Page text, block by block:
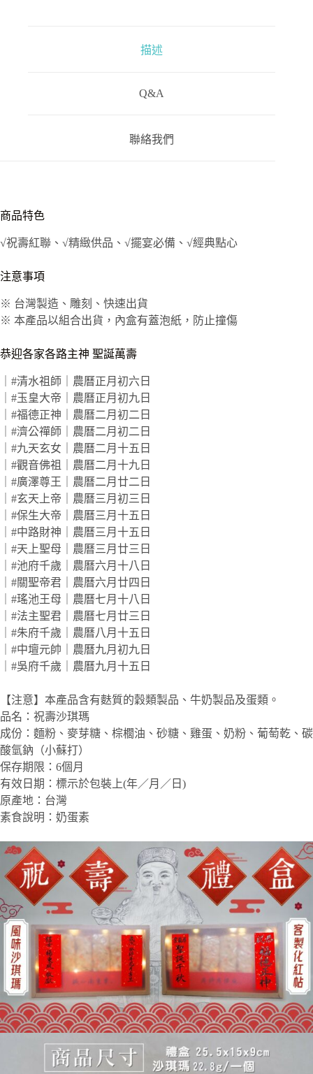
描述
Q&A
聯絡我們
商品特色
√祝壽紅聯、√精緻供品、√擺宴必備、√經典點心
注意事項
※ 台灣製造、雕刻、快速出貨
※ 本產品以組合出貨，內盒有蓋泡紙，防止撞傷
恭迎各家各路主神 聖誕萬壽
｜#清水祖師｜農曆正月初六日
｜#玉皇大帝｜農曆正月初九日
｜#福德正神｜農曆二月初二日
｜#濟公禪師｜農曆二月初二日
｜#九天玄女｜農曆二月十五日
｜#觀音佛祖｜農曆二月十九日
｜#廣澤尊王｜農曆二月廿二日
｜#玄天上帝｜農曆三月初三日
｜#保生大帝｜農曆三月十五日
｜#中路財神｜農曆三月十五日
｜#天上聖母｜農曆三月廿三日
｜#池府千歲｜農曆六月十八日
｜#關聖帝君｜農曆六月廿四日
｜#瑤池王母｜農曆七月十八日
｜#法主聖君｜農曆七月廿三日
｜#朱府千歲｜農曆八月十五日
｜#中壇元帥｜農曆九月初九日
｜#吳府千歲｜農曆九月十五日
【注意】本產品含有麩質的穀類製品、牛奶製品及蛋類。
品名：祝壽沙琪瑪
成份：麵粉、麥芽糖、棕櫚油、砂糖、雞蛋、奶粉、葡萄乾、碳
酸氫鈉（小蘇打）
保存期限：6個月
有效日期：標示於包裝上(年／月／日)
原產地：台灣
素食說明：奶蛋素